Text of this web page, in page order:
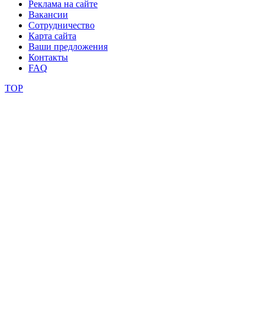
Реклама на сайте
Вакансии
Сотрудничество
Карта сайта
Ваши предложения
Контакты
FAQ
TOP